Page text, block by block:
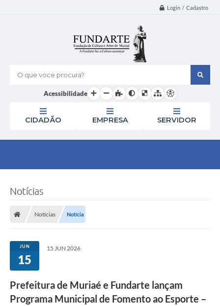
Login / Cadastro
O que voce procura?
Acessibilidade
CIDADÃO EMPRESA SERVIDOR
Notícias
Notícias Notícia
JUN
15
15 JUN 2026
Prefeitura de Muriaé e Fundarte lançam
Programa Municipal de Fomento ao Esporte –